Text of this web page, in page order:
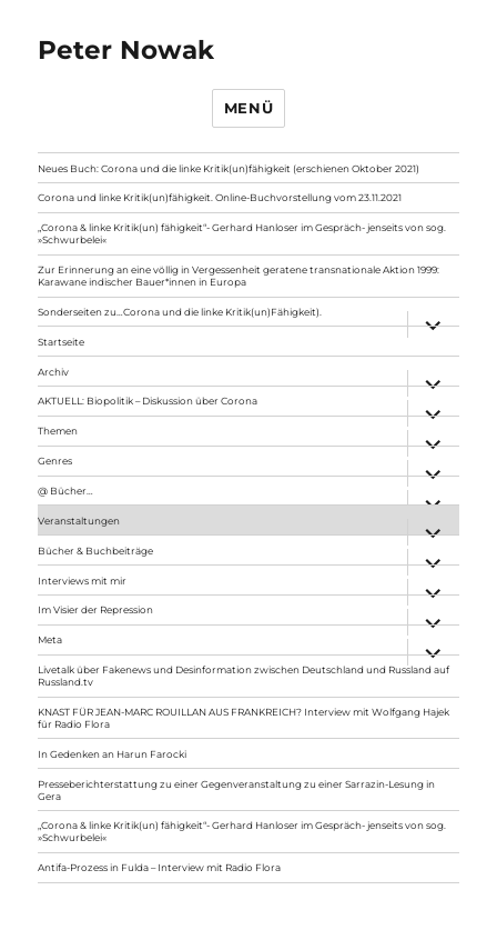
Peter Nowak
MENÜ
Neues Buch: Corona und die linke Kritik(un)fähigkeit (erschienen Oktober 2021)
Corona und linke Kritik(un)fähigkeit. Online-Buchvorstellung vom 23.11.2021
„Corona & linke Kritik(un) fähigkeit“- Gerhard Hanloser im Gespräch- jenseits von sog.
»Schwurbelei«
Zur Erinnerung an eine völlig in Vergessenheit geratene transnationale Aktion 1999:
Karawane indischer Bauer*innen in Europa
Sonderseiten zu…Corona und die linke Kritik(un)Fähigkeit).
anzeigen
Startseite
Archiv
anzeigen
AKTUELL: Biopolitik – Diskussion über Corona
anzeigen
Themen
anzeigen
Genres
anzeigen
@ Bücher…
Veranstaltungen
anzeigen
Bücher & Buchbeiträge
anzeigen
Interviews mit mir
anzeigen
Im Visier der Repression
anzeigen
Meta
anzeigen
Livetalk über Fakenews und Desinformation zwischen Deutschland und Russland auf
Russland.tv
KNAST FÜR JEAN-MARC ROUILLAN AUS FRANKREICH? Interview mit Wolfgang Hajek
für Radio Flora
In Gedenken an Harun Farocki
Presseberichterstattung zu einer Gegenveranstaltung zu einer Sarrazin-Lesung in
Gera
„Corona & linke Kritik(un) fähigkeit“- Gerhard Hanloser im Gespräch- jenseits von sog.
»Schwurbelei«
Antifa-Prozess in Fulda – Interview mit Radio Flora